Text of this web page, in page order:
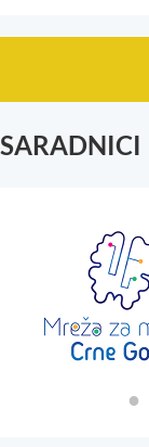
SARADNICI